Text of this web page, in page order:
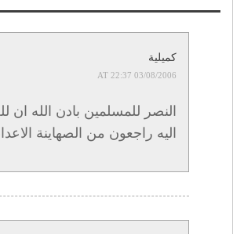
كميلية
03/08/2006 AT 22:37
النصر للمسلمين بادن الله ان
اليه راجعون من الصهاينة